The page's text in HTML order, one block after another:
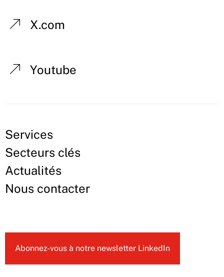
X.com
Youtube
Services
Secteurs clés
Actualités
Nous contacter
Abonnez-vous à notre newsletter LinkedIn